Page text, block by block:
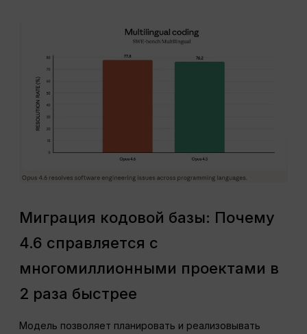
Миграция кодовой базы: Почему
4.6 справляется с
многомиллионными проектами в
2 раза быстрее
Модель позволяет планировать и реализовывать